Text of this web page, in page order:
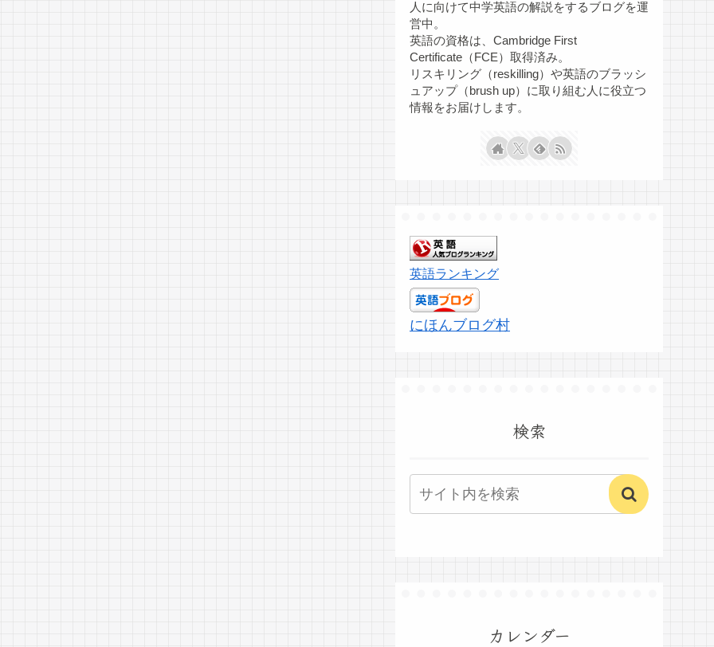
人に向けて中学英語の解説をするブログを運
営中。
英語の資格は、Cambridge First
Certificate（FCE）取得済み。
リスキリング（reskilling）や英語のブラッシ
ュアップ（brush up）に取り組む人に役立つ
情報をお届けします。
英語ランキング
にほんブログ村
検索
カレンダー